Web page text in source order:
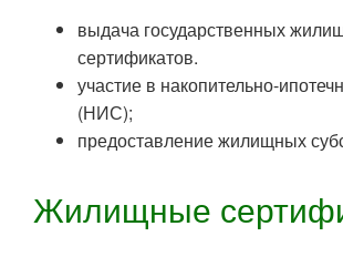
выдача государственных
сертификатов.
участие в накопительно-
(НИС);
предоставление жилищных
Жилищные